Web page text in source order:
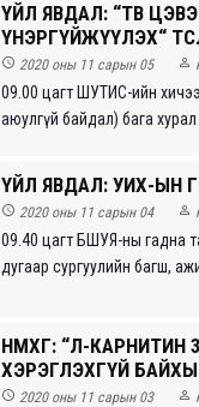
ҮЙЛ ЯВДАЛ: “ТӨВ
ҮНЭРГҮЙЖҮҮЛЭХ“
 2020 оны 11 сарын 05 
09.00 цагт ШУТИС-ийн
аюулгүй байдал) бага
ҮЙЛ ЯВДАЛ: УИХ-ЫН
 2020 оны 11 сарын 04 
09.40 цагт БШУЯ-ны гадна
дугаар сургуулийн багш,
НМХГ: “Л-КАРНИТИН
ХЭРЭГЛЭХГҮЙ
 2020 оны 11 сарын 03 